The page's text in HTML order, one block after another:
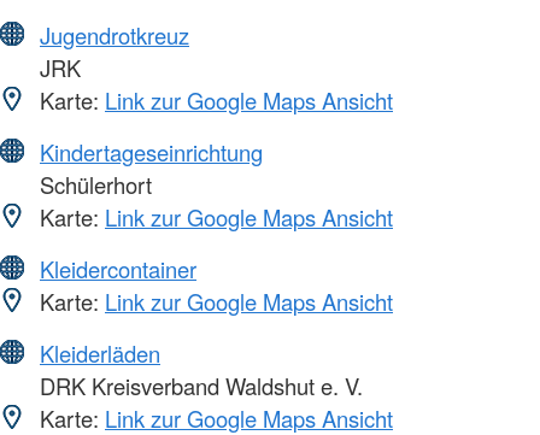
Jugendrotkreuz
JRK
Karte: Link zur Google Maps Ansicht
Kindertageseinrichtung
Schülerhort
Karte: Link zur Google Maps Ansicht
Kleidercontainer
Karte: Link zur Google Maps Ansicht
Kleiderläden
DRK Kreisverband Waldshut e. V.
Karte: Link zur Google Maps Ansicht